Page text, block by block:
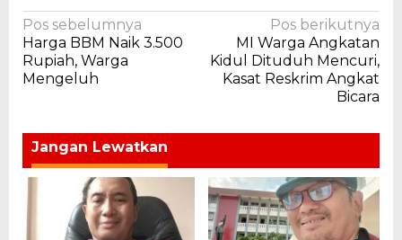
Navigasi
pos
Pos sebelumnya
Harga BBM Naik 3.500
Rupiah, Warga
Mengeluh
Pos berikutnya
MI Warga Angkatan
Kidul Dituduh Mencuri,
Kasat Reskrim Angkat
Bicara
Jangan Lewatkan